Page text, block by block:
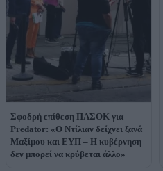
Σφοδρή επίθεση ΠΑΣΟΚ για
Predator: «Ο Ντίλιαν δείχνει ξανά
Μαξίμου και ΕΥΠ – Η κυβέρνηση
δεν μπορεί να κρύβεται άλλο»